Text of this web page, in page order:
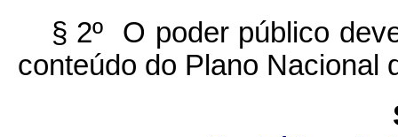
§ 2º O poder público
conteúdo do Plano Nacional